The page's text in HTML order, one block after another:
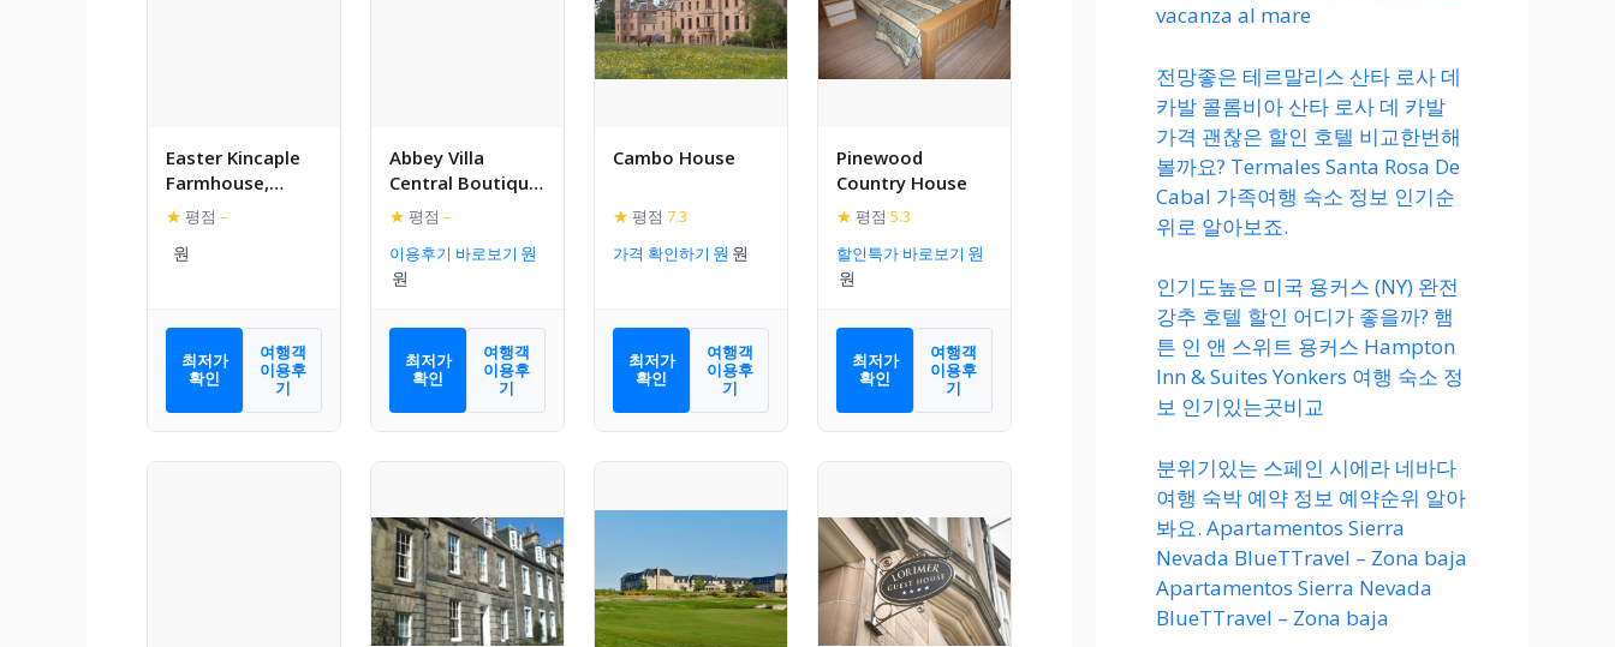
Easter Kincaple
Farmhouse,
Sleeps 16, St
Andrews
★ 평점 –
최저가
확인
여행객
이용후
기
Abbey Villa
Central Boutique
House with
Parking
★ 평점 –
이용후기 바로보기
최저가
확인
여행객
이용후
기
Cambo House
★ 평점 7.3
가격 확인하기
최저가
확인
여행객
이용후
기
Pinewood
Country House
★ 평점 5.3
할인특가 바로보기
최저가
확인
여행객
이용후
기
vacanza al mare
전망좋은 테르말리스 산타 로사 데
카발 콜롬비아 산타 로사 데 카발
가격 괜찮은 할인 호텔 비교한번해
볼까요? Termales Santa Rosa De
Cabal 가족여행 숙소 정보 인기순
위로 알아보죠.
인기도높은 미국 용커스 (NY) 완전
강추 호텔 할인 어디가 좋을까? 햄
튼 인 앤 스위트 용커스 Hampton
Inn & Suites Yonkers 여행 숙소 정
보 인기있는곳비교
분위기있는 스페인 시에라 네바다
여행 숙박 예약 정보 예약순위 알아
봐요. Apartamentos Sierra
Nevada BlueTTravel – Zona baja
Apartamentos Sierra Nevada
BlueTTravel – Zona baja